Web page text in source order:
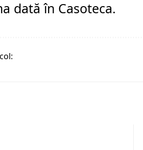
dată în Casoteca.